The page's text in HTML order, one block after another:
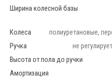
Ширина колесной базы
Колеса
полиуретановые,
Ручка
не
Высота от пола до ручки
Амортизация